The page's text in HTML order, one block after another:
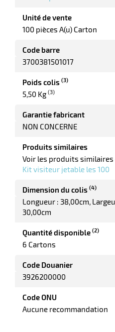
Unité de vente
100 pièces A(u) Carton
Code barre
3700381501017
Poids colis (3)
5,50 Kg (3)
Garantie fabricant
NON CONCERNE
Produits similaires
Voir les produits similaires
Kit visiteur jetable les 100
Dimension du colis (4)
Longueur : 38,00cm
30,00cm
Quantité disponible (2)
6 Cartons
Code Douanier
3926200000
Code ONU
Aucune recommandation